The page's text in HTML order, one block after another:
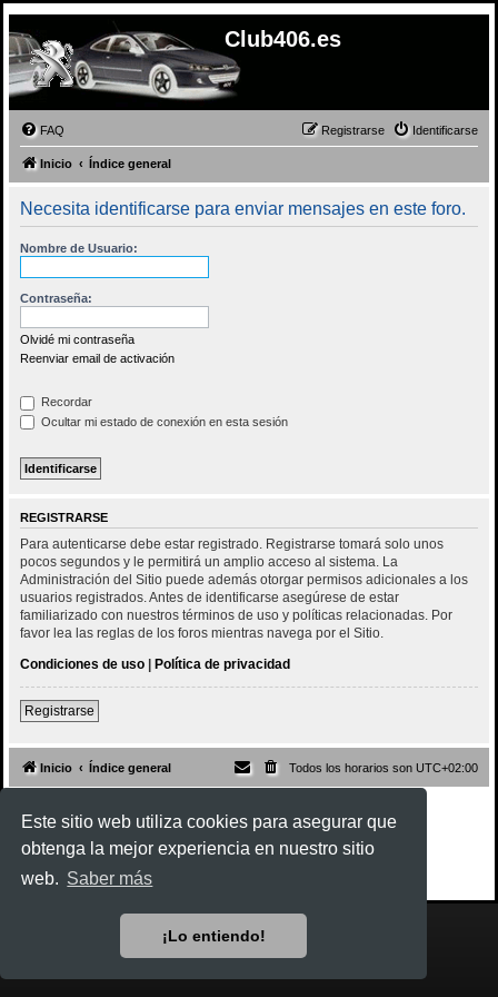
Este sitio web utiliza cookies para asegurar que
obtenga la mejor experiencia en nuestro sitio
web. Saber más
¡Lo entiendo!
Club406.es
FAQ Identificarse
Registrarse
Inicio Índice general
Necesita identificarse para enviar mensajes en este foro.
Nombre de Usuario:
Contraseña:
Olvidé mi contraseña
Reenviar email de activación
Recordar
Ocultar mi estado de conexión en esta sesión
REGISTRARSE
Para autenticarse debe estar registrado. Registrarse tomará solo unos
pocos segundos y le permitirá un amplio acceso al sistema. La
Administración del Sitio puede además otorgar permisos adicionales a los
usuarios registrados. Antes de identificarse asegúrese de estar
familiarizado con nuestros términos de uso y políticas relacionadas. Por
favor lea las reglas de los foros mientras navega por el Sitio.
Condiciones de uso | Política de privacidad
Registrarse
Inicio Índice general Todos los horarios son UTC+02:00
StyleRock'n Rollported 3.3 byphpBB Spain
Traducción al español por phpBB España